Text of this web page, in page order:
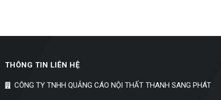
THÔNG TIN LIÊN HỆ
CÔNG TY TNHH QUẢNG CÁO NỘI THẤT THANH SANG PHÁT